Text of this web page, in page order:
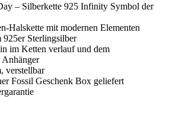
– Silberkette 925 Infinity Symbol der
Halskette mit modernen Elementen
925er Sterlingsilber
im Ketten verlauf und dem
verstellbar
Fossil Geschenk Box geliefert